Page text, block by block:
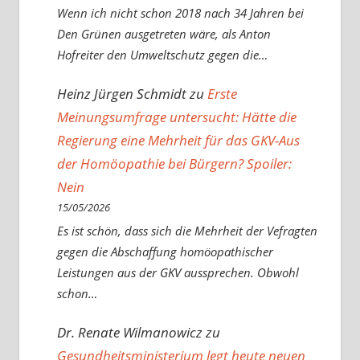
Wenn ich nicht schon 2018 nach 34 Jahren bei
Den Grünen ausgetreten wäre, als Anton
Hofreiter den Umweltschutz gegen die…
Heinz Jürgen Schmidtzu Erste
Meinungsumfrage untersucht: Hätte die
Regierung eine Mehrheit für das GKV-Aus
der Homöopathie bei Bürgern? Spoiler:
Nein
15/05/2026
Es ist schön, dass sich die Mehrheit der Vefragten
gegen die Abschaffung homöopathischer
Leistungen aus der GKV aussprechen. Obwohl
schon…
Dr. Renate Wilmanowiczzu
Gesundheitsministerium legt heute neuen